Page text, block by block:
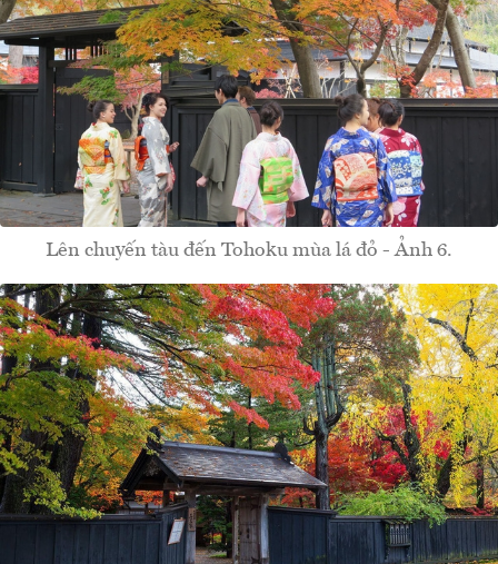
Lên chuyến tàu đến Tohoku mùa lá đỏ - Ảnh 6.